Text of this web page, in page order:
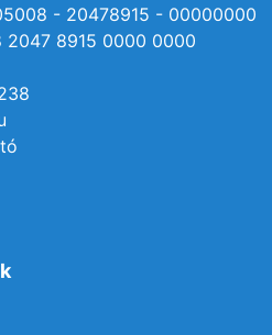
- 20478915 - 00000000
2047 8915 0000 0000